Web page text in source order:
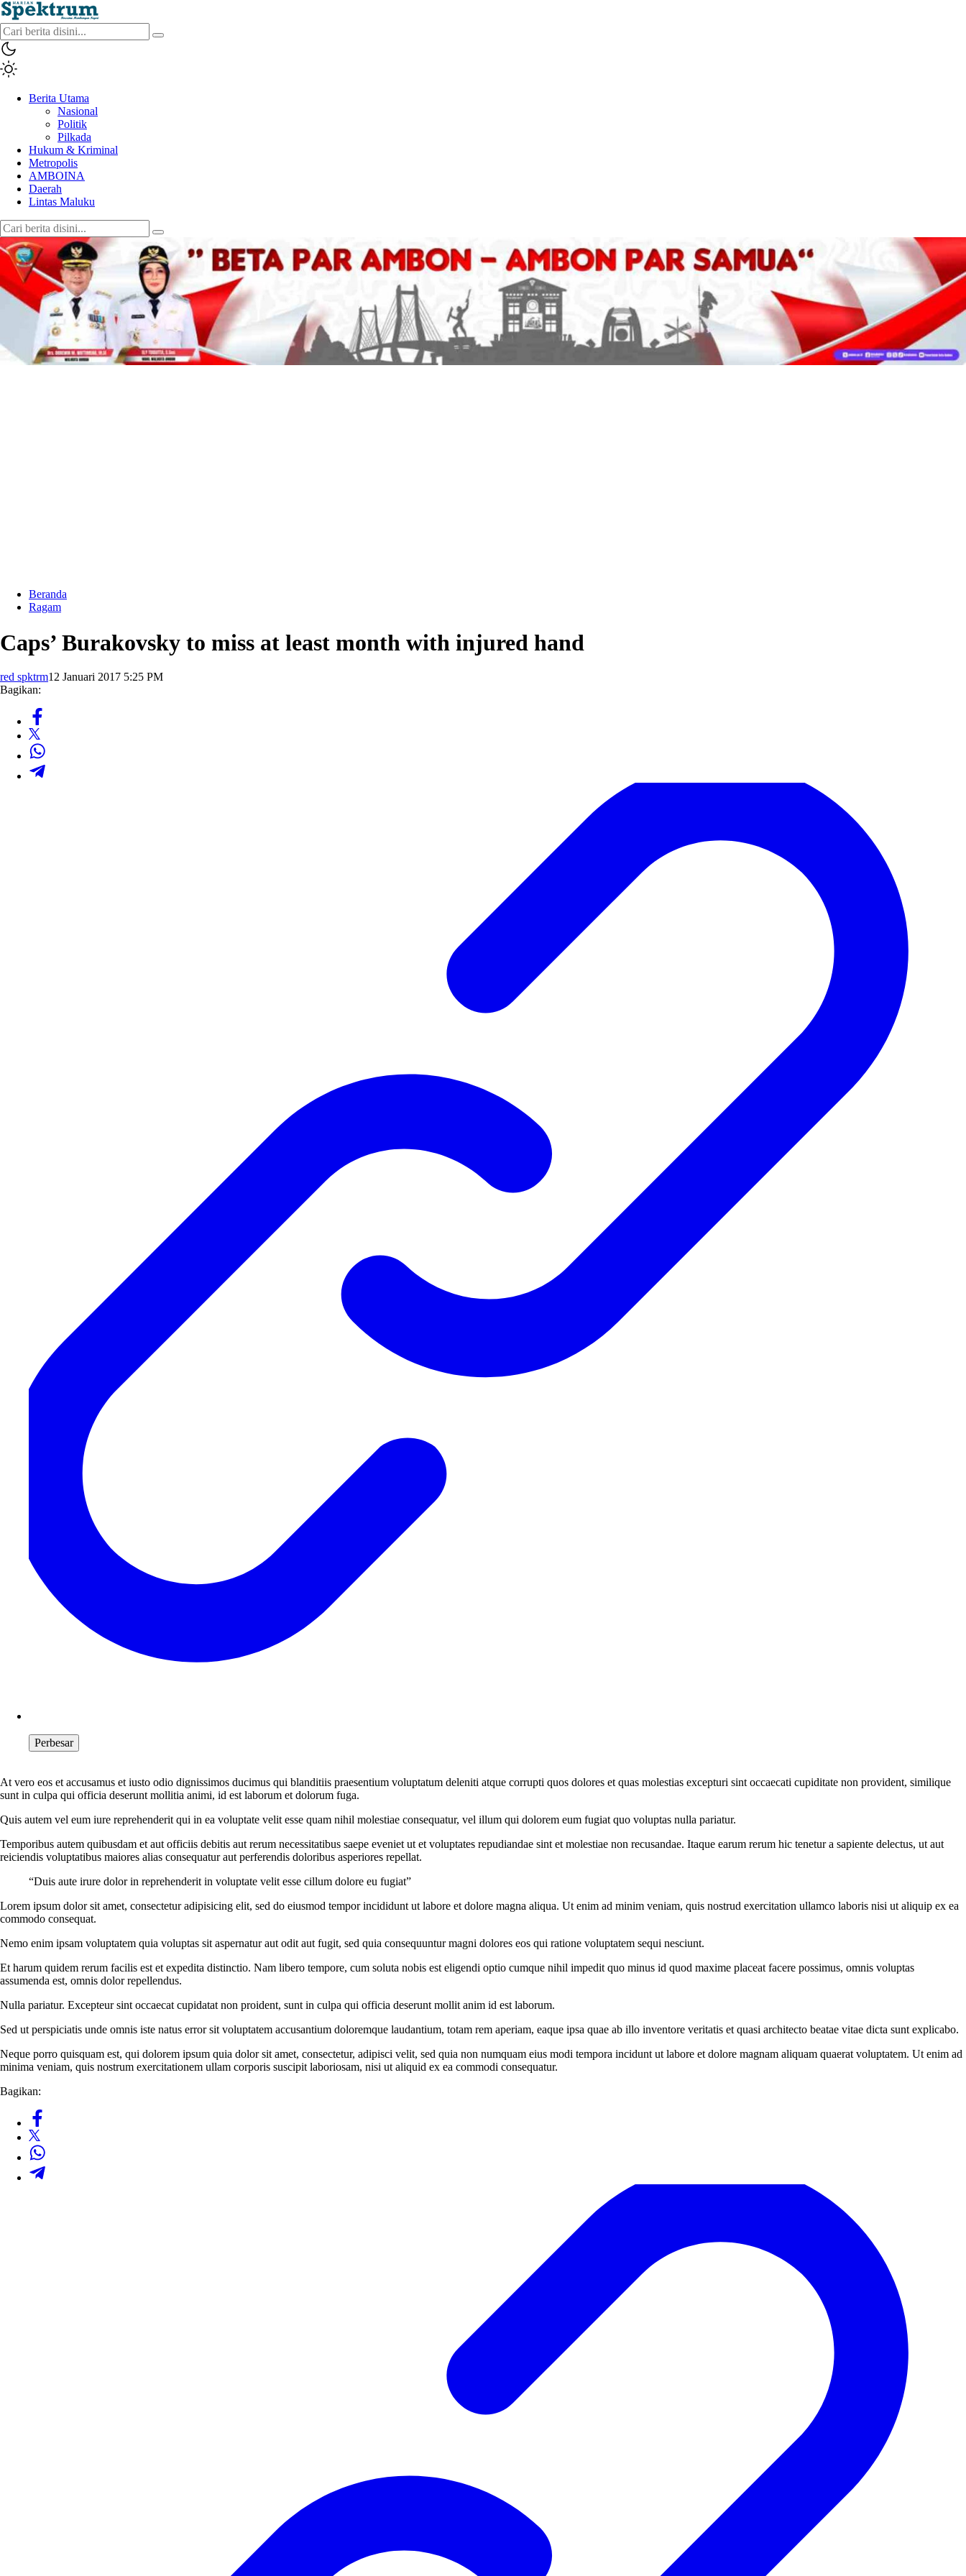
spektrumonline.com
Berita Utama
Nasional
Politik
Pilkada
Hukum & Kriminal
Metropolis
AMBOINA
Daerah
Lintas Maluku
Beranda
Ragam
Caps’ Burakovsky to miss at least month with injured hand
red spktrm12 Januari 2017 5:25 PM
Bagikan:
Perbesar
At vero eos et accusamus et iusto odio dignissimos ducimus qui blanditiis praesentium voluptatum deleniti atque corrupti quos dolores et quas molestias excepturi sint occaecati cupiditate non provident, similique
sunt in culpa qui officia deserunt mollitia animi, id est laborum et dolorum fuga.
Quis autem vel eum iure reprehenderit qui in ea voluptate velit esse quam nihil molestiae consequatur, vel illum qui dolorem eum fugiat quo voluptas nulla pariatur.
Temporibus autem quibusdam et aut officiis debitis aut rerum necessitatibus saepe eveniet ut et voluptates repudiandae sint et molestiae non recusandae. Itaque earum rerum hic tenetur a sapiente delectus, ut aut
reiciendis voluptatibus maiores alias consequatur aut perferendis doloribus asperiores repellat.
“Duis aute irure dolor in reprehenderit in voluptate velit esse cillum dolore eu fugiat”
Lorem ipsum dolor sit amet, consectetur adipisicing elit, sed do eiusmod tempor incididunt ut labore et dolore magna aliqua. Ut enim ad minim veniam, quis nostrud exercitation ullamco laboris nisi ut aliquip ex ea
commodo consequat.
Nemo enim ipsam voluptatem quia voluptas sit aspernatur aut odit aut fugit, sed quia consequuntur magni dolores eos qui ratione voluptatem sequi nesciunt.
Et harum quidem rerum facilis est et expedita distinctio. Nam libero tempore, cum soluta nobis est eligendi optio cumque nihil impedit quo minus id quod maxime placeat facere possimus, omnis voluptas
assumenda est, omnis dolor repellendus.
Nulla pariatur. Excepteur sint occaecat cupidatat non proident, sunt in culpa qui officia deserunt mollit anim id est laborum.
Sed ut perspiciatis unde omnis iste natus error sit voluptatem accusantium doloremque laudantium, totam rem aperiam, eaque ipsa quae ab illo inventore veritatis et quasi architecto beatae vitae dicta sunt explicabo.
Neque porro quisquam est, qui dolorem ipsum quia dolor sit amet, consectetur, adipisci velit, sed quia non numquam eius modi tempora incidunt ut labore et dolore magnam aliquam quaerat voluptatem. Ut enim ad
minima veniam, quis nostrum exercitationem ullam corporis suscipit laboriosam, nisi ut aliquid ex ea commodi consequatur.
Bagikan: